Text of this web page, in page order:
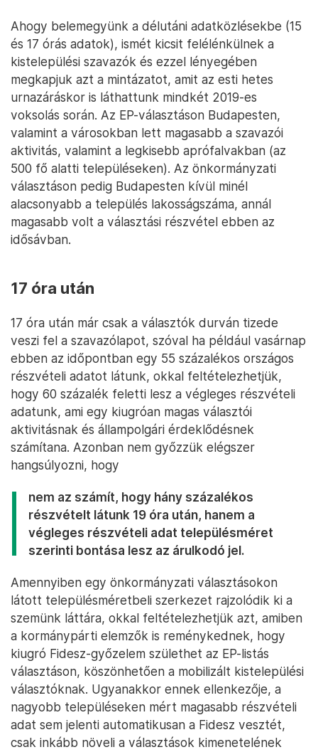
Ahogy belemegyünk a délutáni adatközlésekbe (15
és 17 órás adatok), ismét kicsit felélénkülnek a
kistelepülési szavazók és ezzel lényegében
megkapjuk azt a mintázatot, amit az esti hetes
urnazáráskor is láthattunk mindkét 2019-es
voksolás során. Az EP-választáson Budapesten,
valamint a városokban lett magasabb a szavazói
aktivitás, valamint a legkisebb aprófalvakban (az
500 fő alatti településeken). Az önkormányzati
választáson pedig Budapesten kívül minél
alacsonyabb a település lakosságszáma, annál
magasabb volt a választási részvétel ebben az
idősávban.
17 óra után
17 óra után már csak a választók durván tizede
veszi fel a szavazólapot, szóval ha például vasárnap
ebben az időpontban egy 55 százalékos országos
részvételi adatot látunk, okkal feltételezhetjük,
hogy 60 százalék feletti lesz a végleges részvételi
adatunk, ami egy kiugróan magas választói
aktivitásnak és állampolgári érdeklődésnek
számítana. Azonban nem győzzük elégszer
hangsúlyozni, hogy
nem az számít, hogy hány százalékos
részvételt látunk 19 óra után, hanem a
végleges részvételi adat településméret
szerinti bontása lesz az árulkodó jel.
Amennyiben egy önkormányzati választásokon
látott településméretbeli szerkezet rajzolódik ki a
szemünk láttára, okkal feltételezhetjük azt, amiben
a kormánypárti elemzők is reménykednek, hogy
kiugró Fidesz-győzelem születhet az EP-listás
választáson, köszönhetően a mobilizált kistelepülési
választóknak. Ugyanakkor ennek ellenkezője, a
nagyobb településeken mért magasabb részvételi
adat sem jelenti automatikusan a Fidesz vesztét,
csak inkább növeli a választások kimenetelének